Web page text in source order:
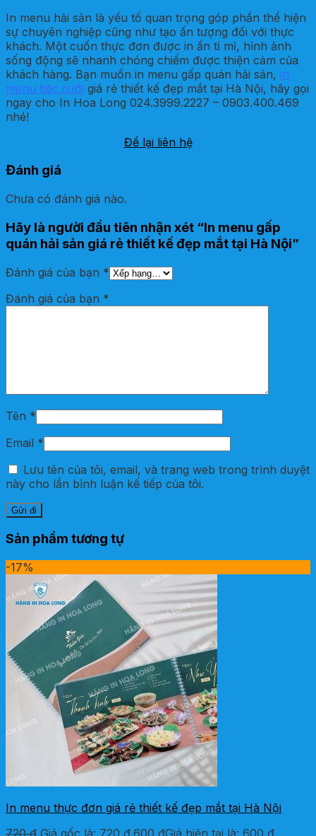
In menu hải sản là yếu tố quan trọng góp phần thể hiện
sự chuyên nghiệp cũng như tạo ấn tượng đối với thực
khách. Một cuốn thực đơn được in ấn tỉ mỉ, hình ảnh
sống động sẽ nhanh chóng chiếm được thiện cảm của
khách hàng. Bạn muốn in menu gấp quán hải sản, in
menu tiệc cưới giá rẻ thiết kế đẹp mắt tại Hà Nội, hãy gọi
ngay cho In Hoa Long 024.3999.2227 – 0903.400.469
nhé!
Để lại liên hệ
Đánh giá
Chưa có đánh giá nào.
Hãy là người đầu tiên nhận xét “In menu gấp
quán hải sản giá rẻ thiết kế đẹp mắt tại Hà Nội”
Đánh giá của bạn *
Đánh giá của bạn *
Tên *
Email *
Lưu tên của tôi, email, và trang web trong trình duyệt
này cho lần bình luận kế tiếp của tôi.
Sản phẩm tương tự
-17%
In menu thực đơn giá rẻ thiết kế đẹp mắt tại Hà Nội
720₫ Giá gốc là: 720 ₫. 600 ₫Giá hiện tại là: 600 ₫.